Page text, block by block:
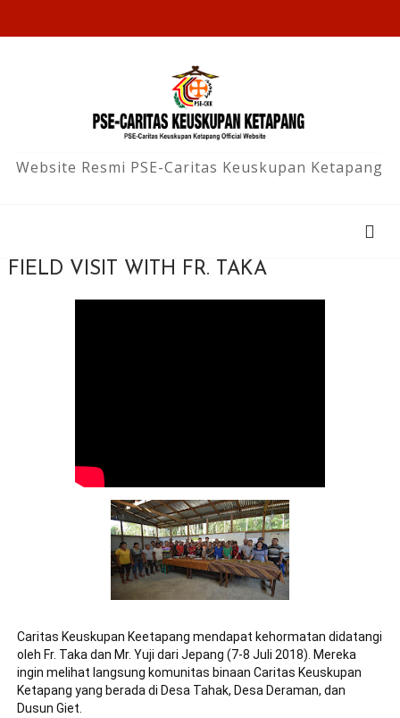
Website Resmi PSE-Caritas Keuskupan Ketapang
FIELD VISIT WITH FR. TAKA
Caritas Keuskupan Keetapang mendapat kehormatan didatangi
oleh Fr. Taka dan Mr. Yuji dari Jepang (7-8 Juli 2018). Mereka
ingin melihat langsung komunitas binaan Caritas Keuskupan
Ketapang yang berada di Desa Tahak, Desa Deraman, dan
Dusun Giet.